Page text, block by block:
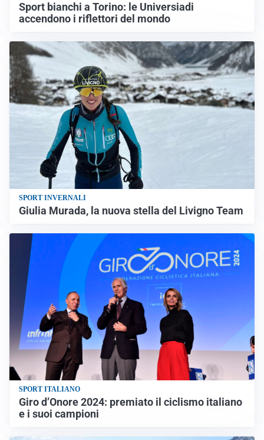
Sport bianchi a Torino: le Universiadi
accendono i riflettori del mondo
SPORT INVERNALI
Giulia Murada, la nuova stella del Livigno Team
SPORT ITALIANO
Giro d’Onore 2024: premiato il ciclismo italiano
e i suoi campioni